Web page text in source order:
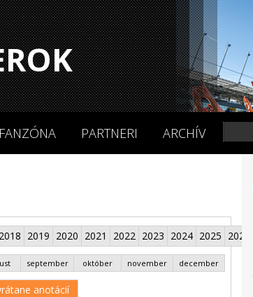
FANZÓNA PARTNERI ARCHÍV
2018 2019 2020 2021 2022 2023 2024 2025 2026
september október november december
anotácií